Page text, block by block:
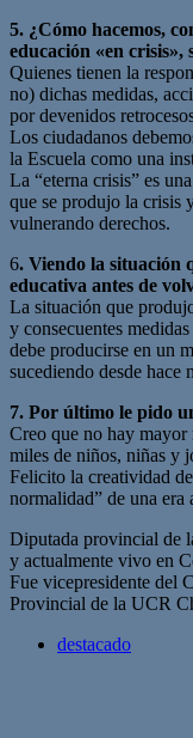
5. ¿Cómo hacemos,
educación «en crisis»,
Quienes tienen la
no) dichas medidas,
por devenidos
Los ciudadanos
la Escuela como una
La “eterna crisis” es
que se produjo la crisis
vulnerando derechos.
6. Viendo la situación
educativa antes de
La situación que
y consecuentes
debe producirse en un
sucediendo desde hace
7. Por último le pido
Creo que no hay mayor
miles de niños, niñas y
Felicito la creatividad
normalidad” de una era
Diputada provincial de
y actualmente vivo en
Fue vicepresidente del
Provincial de la UCR
destacado